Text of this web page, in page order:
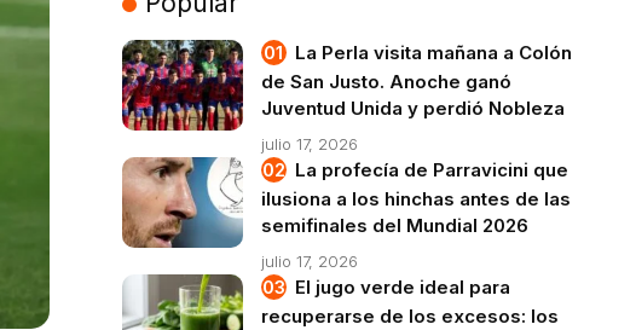
La Perla visita mañana a Colón
de San Justo. Anoche ganó
Juventud Unida y perdió Nobleza
julio 17, 2026
La profecía de Parravicini que
ilusiona a los hinchas antes de las
semifinales del Mundial 2026
julio 17, 2026
El jugo verde ideal para
recuperarse de los excesos: los